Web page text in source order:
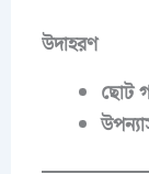
উদাহরণ
ছোট